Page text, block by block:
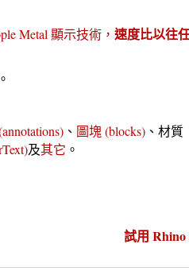
Metal 顯示技術， 速度比以往
。
、 圖塊 (blocks) 、材質
及其它 。
試用 Rhino